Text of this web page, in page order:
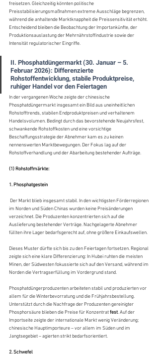
freisetzen. Gleichzeitig könnten politische
Preisstabilisierungsmaßnahmen extreme Ausschläge begrenzen,
während die anhaltende Marktknappheit die Preissensitivität erhöht.
Entscheidend bleiben die Beobachtung der Importankünfte, der
Produktionsauslastung der Mehrnährstoffindustrie sowie der
Intensität regulatorischer Eingriffe.
II. Phosphatdüngermarkt (30. Januar – 5.
Februar 2026): Differenzierte
Rohstoffentwicklung, stabile Produktpreise,
ruhiger Handel vor den Feiertagen
In der vergangenen Woche zeigte der chinesische
Phosphatdüngermarkt insgesamt ein Bild aus uneinheitlichen
Rohstofftrends, stabilen Endproduktpreisen und verhaltenem
Handelsvolumen. Bedingt durch das bevorstehende Neujahrsfest,
schwankende Rohstoffkosten und eine vorsichtige
Beschaffungsstrategie der Abnehmer kam es zu keinen
nennenswerten Marktbewegungen. Der Fokus lag auf der
Rohstoffverhandlung und der Abarbeitung bestehender Aufträge.
(1) Rohstoffmärkte:
1. Phosphatgestein
im Norden und Süden Chinas wurden keine Preisänderungen
verzeichnet. Die Produzenten konzentrierten sich auf die
Auslieferung bestehender Verträge. Nachgelagerte Abnehmer
füllten ihre Lager bedarfsgerecht auf, ohne größere Einkaufswellen.
Dieses Muster dürfte sich bis zu den Feiertagen fortsetzen. Regional
zeigte sich eine klare Differenzierung: In Hubei ruhten die meisten
Minen, der Südwesten fokussierte sich auf den Versand, während im
Norden die Vertragserfüllung im Vordergrund stand.
Phosphatdüngerproduzenten arbeiteten stabil und produzierten vor
allem für die Winterbevorratung und die Frühjahrsbestellung.
Unterstützt durch die Nachfrage der Produzenten gereinigter
Phosphorsäure blieben die Preise für Konzentrat fest. Auf der
Importseite zeigte der internationale Markt wenig Veränderung;
chinesische Hauptimporteure – vor allem im Süden und im
Jangtsegebiet – agierten strikt bedarfsorientiert.
2. Schwefel